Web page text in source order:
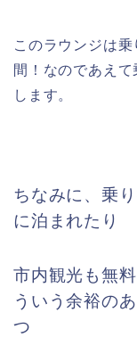
このラウンジは
間！なのであえ
します。
ちなみに、乗
に泊まれたり
市内観光も無
ういう余裕の
つ